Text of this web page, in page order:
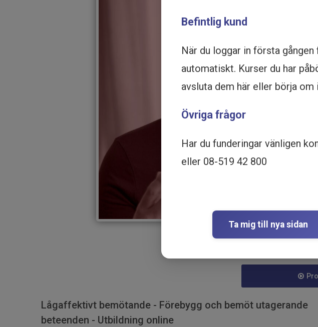
Lågaffektivt bemötande - Förebygg och bemöt utagerande
beteenden - Utbildning online
Befintlig kund
När du loggar in första
automatiskt. Kurser du har
avsluta dem här eller börja om
Övriga frågor
Har du funderingar vänligen
eller 08-519 42 800
Ta mig till nya sidan